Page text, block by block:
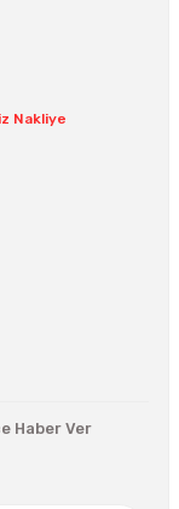
Nakliye
Haber Ver